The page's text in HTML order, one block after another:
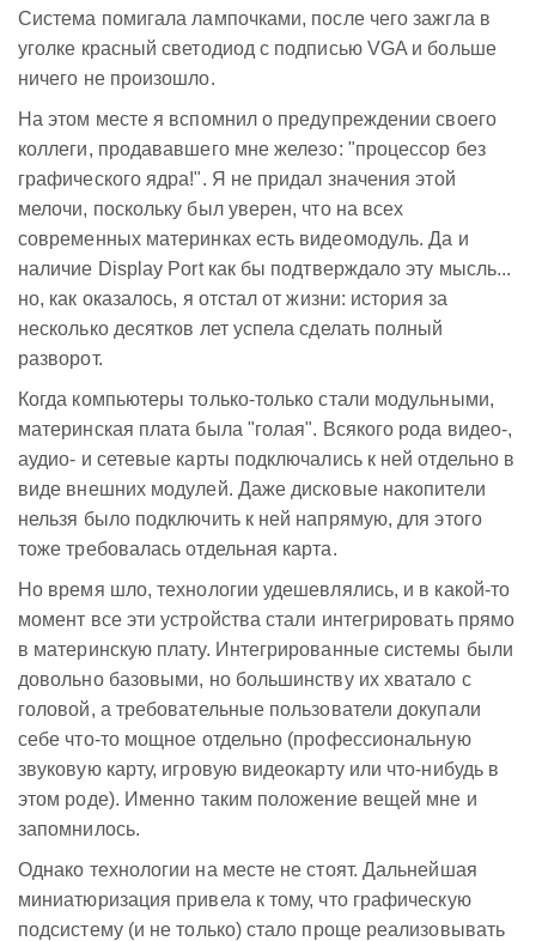
Система помигала лампочками, после чего зажгла в
уголке красный светодиод с подписью VGA и больше
ничего не произошло.
На этом месте я вспомнил о предупреждении своего
коллеги, продававшего мне железо: "процессор без
графического ядра!". Я не придал значения этой
мелочи, поскольку был уверен, что на всех
современных материнках есть видеомодуль. Да и
наличие Display Port как бы подтверждало эту мысль...
но, как оказалось, я отстал от жизни: история за
несколько десятков лет успела сделать полный
разворот.
Когда компьютеры только-только стали модульными,
материнская плата была "голая". Всякого рода видео-,
аудио- и сетевые карты подключались к ней отдельно в
виде внешних модулей. Даже дисковые накопители
нельзя было подключить к ней напрямую, для этого
тоже требовалась отдельная карта.
Но время шло, технологии удешевлялись, и в какой-то
момент все эти устройства стали интегрировать прямо
в материнскую плату. Интегрированные системы были
довольно базовыми, но большинству их хватало с
головой, а требовательные пользователи докупали
себе что-то мощное отдельно (профессиональную
звуковую карту, игровую видеокарту или что-нибудь в
этом роде). Именно таким положение вещей мне и
запомнилось.
Однако технологии на месте не стоят. Дальнейшая
миниатюризация привела к тому, что графическую
подсистему (и не только) стало проще реализовывать